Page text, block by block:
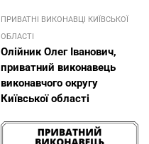
ПРИВАТНІ ВИКОНАВЦІ КИЇВСЬКОЇ
ОБЛАСТІ
Олійник Олег Іванович,
приватний виконавець
виконавчого округу
Київської області